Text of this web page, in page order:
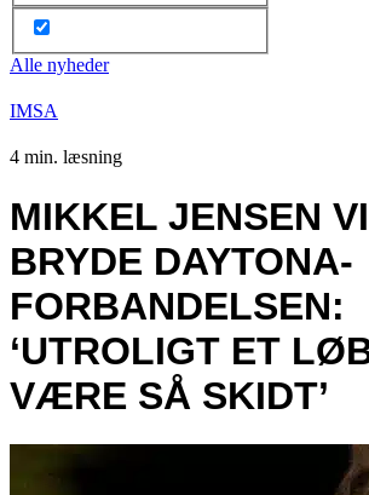
Alle nyheder
IMSA
4 min. læsning
MIKKEL JENSEN
BRYDE DAYTONA-
FORBANDELSEN:
‘UTROLIGT ET
VÆRE SÅ SKIDT’